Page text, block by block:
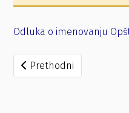
Odluka o imenovanju
Prethodni članak:
Prethodni